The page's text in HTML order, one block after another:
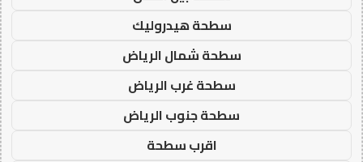
سطحة هيدروليك
سطحة شمال الرياض
سطحة غرب الرياض
سطحة جنوب الرياض
اقرب سطحة